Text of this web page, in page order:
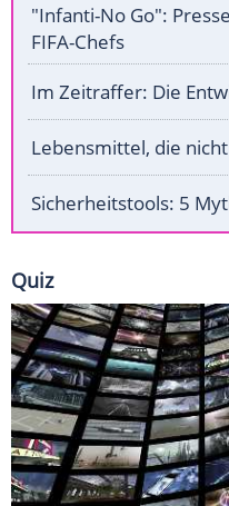
"Infanti-No Go":
FIFA-Chefs
Im Zeitraffer: Die
Lebensmittel, die
Sicherheitstools: 5
Quiz